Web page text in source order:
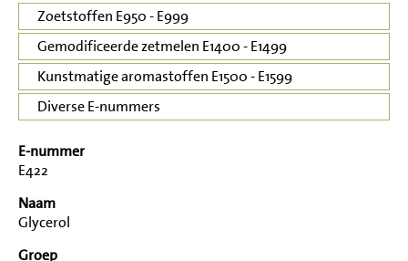
Zoetstoffen E950 - E999
Gemodificeerde zetmelen E1400 - E1499
Kunstmatige aromastoffen E1500 - E1599
Diverse E-nummers
E-nummer
E422
Naam
Glycerol
Groep